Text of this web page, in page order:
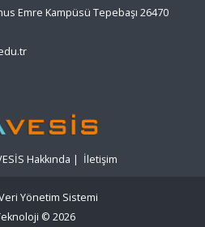
Emre Kampüsü Tepebaşı 26470
Hakkında | İletişim
Yönetim Sistemi
© 2026